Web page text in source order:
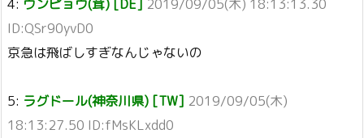
4: ウンピョウ(茸) [DE] 2019/09/05(木) 18:13:13.30
ID:QSr90yvD0
京急は飛ばしすぎなんじゃないの
5: ラグドール(神奈川県) [TW] 2019/09/05(木)
18:13:27.50 ID:fMsKLxdd0